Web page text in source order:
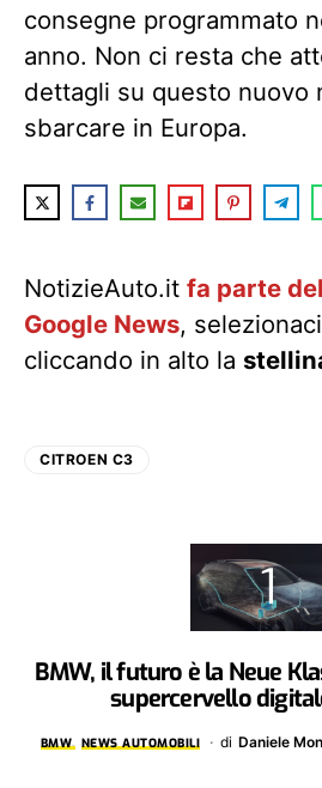
consegne programmato
anno. Non ci resta che
dettagli su questo nuovo
sbarcare in Europa.
NotizieAuto.it fa parte
Google News,
cliccando in alto la
CITROEN C3
BMW, il futuro è la Neue
supercervello
BMW NEWS AUTOMOBILI di Daniele